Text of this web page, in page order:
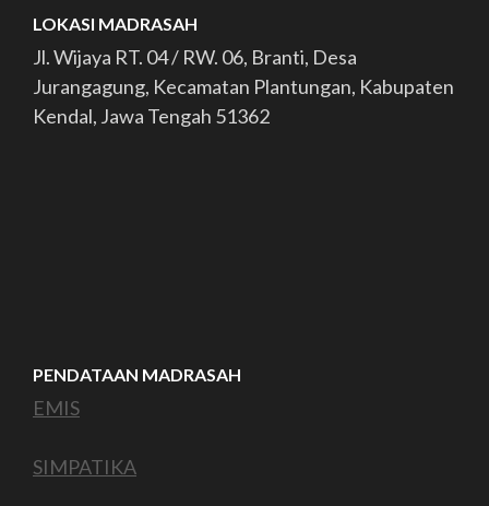
LOKASI MADRASAH
Jl. Wijaya RT. 04 / RW. 06, Branti, Desa
Jurangagung, Kecamatan Plantungan, Kabupaten
Kendal, Jawa Tengah 51362
PENDATAAN MADRASAH
EMIS
SIMPATIKA